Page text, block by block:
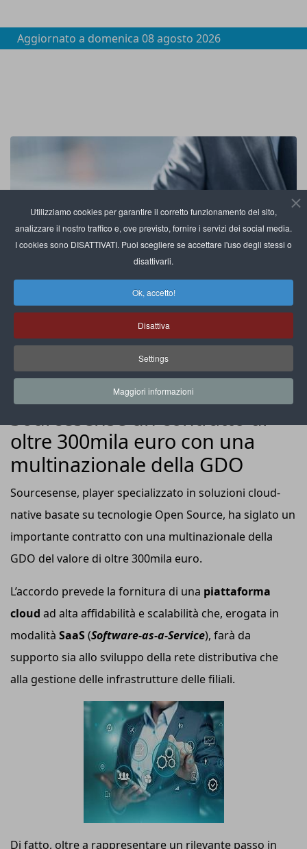
Utilizziamo cookies per garantire il corretto funzionamento del sito,
analizzare il nostro traffico e, ove previsto, fornire i servizi dei social media.
I cookies sono DISATTIVATI. Puoi scegliere se accettare l'uso degli stessi o
disattivarli.
Ok, accetto!
Disattiva
Settings
Maggiori informazioni
Aggiornato a domenica 08 agosto 2026
NEWS
IT e retail: siglato da
oltre 300mila euro con una
multinazionale della GDO
Sourcesense, player specializzato in soluzioni cloud-
native basate su tecnologie Open Source, ha siglato un
importante contratto con una multinazionale della
GDO del valore di oltre 300mila euro.
L’accordo prevede la fornitura di una piattaforma
cloud ad alta affidabilità e scalabilità che, erogata in
modalità SaaS(Software-as-a-Service), farà da
supporto sia allo sviluppo della rete distributiva che
alla gestione delle infrastrutture delle filiali.
Di fatto, oltre a rappresentare un rilevante passo in